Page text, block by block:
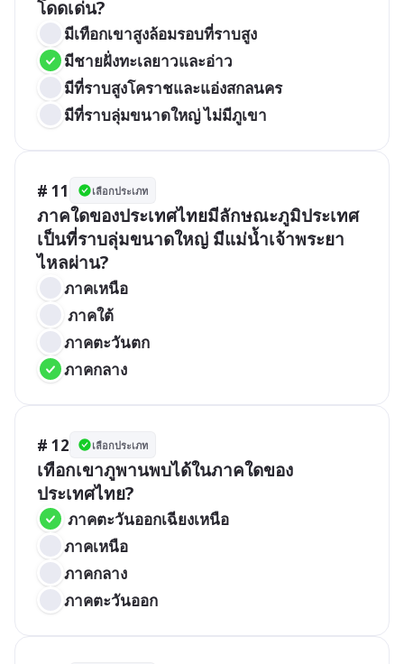
โดดเด่น?
มีเทือกเขาสูงล้อมรอบที่ราบสูง
มีชายฝั่งทะเลยาวและอ่าว
มีที่ราบสูงโคราชและแอ่งสกลนคร
มีที่ราบลุ่มขนาดใหญ่ ไม่มีภูเขา
# 11 เลือกประเภท
ภาคใดของประเทศไทยมีลักษณะภูมิประเทศ
เป็นที่ราบลุ่มขนาดใหญ่ มีแม่น้ำเจ้าพระยา
ไหลผ่าน?
ภาคเหนือ
ภาคใต้
ภาคตะวันตก
ภาคกลาง
# 12 เลือกประเภท
เทือกเขาภูพานพบได้ในภาคใดของ
ประเทศไทย?
ภาคตะวันออกเฉียงเหนือ
ภาคเหนือ
ภาคกลาง
ภาคตะวันออก